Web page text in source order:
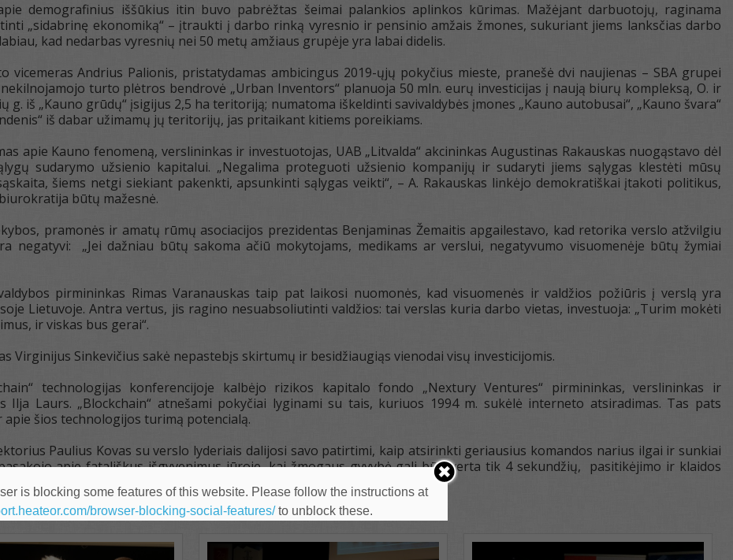
demografinius iššūkius itin buvo pabrėžtas šeimai palankios aplinkos kūrimas. Mažėjant darbuotojų, raginama
„sidabrinę ekonomiką“ – įtraukti į darbo rinką vyresnio ir pensinio amžais žmones, sukuriant jiems lanksčias darbo
kad nedarbas vyresnių nei 50 metų amžiaus grupėje yra labai didelis.
vicemeras Andrius Palionis, pristatydamas ambicingus 2019-ųjų pokyčius mieste, pranešė dvi naujienas – SBA grupei
turto plėtros bendrovė „Urban Inventors“ planuoja 50 mln. eurų investicijas į naują biurų kompleksą, O. ir
g. iš „Kauno grūdų“ įsigijus 2,5 ha teritoriją; numatoma iškeldinti savivaldybės įmones „Kauno autobusai“, „Kauno švara“
iš dabar užimamų jų teritorijų, jas pritaikant kitiems poreikiams.
apie Kauno fenomeną, verslininkas ir investuotojas, UAB „Litvalda“ akcininkas Augustinas Rakauskas nuogąstavo dėl
sudarymo užsienio kapitalui. „Negalima proteguoti užsienio kompanijų ir sudaryti jiems sąlygas klestėti mūsų
šiems netgi siekiant pakenkti, apsunkinti sąlygas veikti“, – A. Rakauskas linkėjo demokratiškai įtakoti politikus,
būtų mažesnė.
pramonės ir amatų rūmų asociacijos prezidentas Benjaminas Žemaitis apgailestavo, kad retorika verslo atžvilgiu
negatyvi: „Jei dažniau būtų sakoma ačiū mokytojams, medikams ar verslui, negatyvumo visuomenėje būtų žymiai
pirmininkas Rimas Varanauskas taip pat laikosi nuomonės, kad visuomenės ir valdžios požiūris į verslą yra
Lietuvoje. Antra vertus, jis ragino nesuabsoliutinti valdžios: tai verslas kuria darbo vietas, investuoja: „Turim mokėti
ir viskas bus gerai“.
Virginijus Sinkevičius sakė nepastebįs skirtumų ir besidžiaugiąs vienodai visų investicijomis.
technologijas konferencijoje kalbėjo rizikos kapitalo fondo „Nextury Ventures“ pirmininkas, verslininkas ir
Ilja Laurs. „Blockchain“ atnešami pokyčiai lyginami su tais, kuriuos 1994 m. sukėlė interneto atsiradimas. Tas pats
apie šios technologijos turimą potencialą.
Paulius Kovas su verslo lyderiais dalijosi savo patirtimi, kaip atsirinkti geriausius komandos narius ilgai ir sunkiai
apie fatališkus išgyvenimus jūroje, kai žmogaus gyvybė gali būti verta tik 4 sekundžių, pasitikėjimo ir klaidos
kuriamą džiaugsmą.
is blocking some features of this website. Please follow the instructions at
browser-blocking-social-features/to unblock these.